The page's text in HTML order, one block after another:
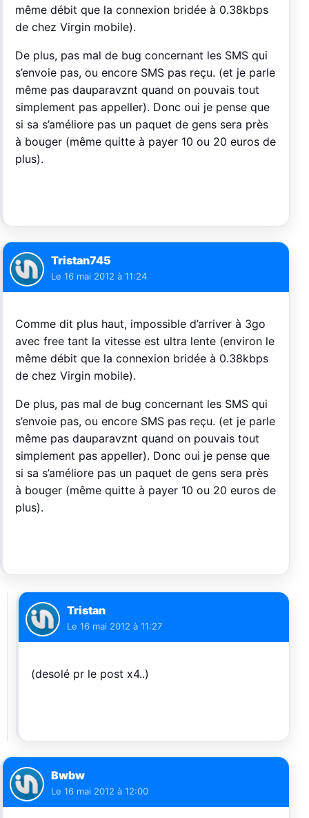
même débit que la connexion bridée à 0.38kbps
de chez Virgin mobile).
De plus, pas mal de bug concernant les SMS qui
s’envoie pas, ou encore SMS pas reçu. (et je parle
même pas dauparavznt quand on pouvais tout
simplement pas appeller). Donc oui je pense que
si sa s’améliore pas un paquet de gens sera près
à bouger (même quitte à payer 10 ou 20 euros de
plus).
Tristan745
Le 16 mai 2012 à 11:24
Comme dit plus haut, impossible d’arriver à 3go
avec free tant la vitesse est ultra lente (environ le
même débit que la connexion bridée à 0.38kbps
de chez Virgin mobile).
De plus, pas mal de bug concernant les SMS qui
s’envoie pas, ou encore SMS pas reçu. (et je parle
même pas dauparavznt quand on pouvais tout
simplement pas appeller). Donc oui je pense que
si sa s’améliore pas un paquet de gens sera près
à bouger (même quitte à payer 10 ou 20 euros de
plus).
Tristan
Le 16 mai 2012 à 11:27
(desolé pr le post x4..)
Bwbw
Le 16 mai 2012 à 12:00